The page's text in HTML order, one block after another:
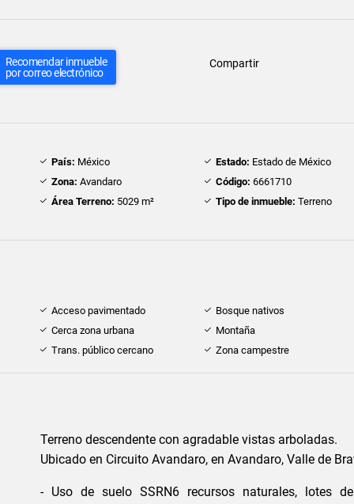
Recomendar inmueble
por correo electrónico
Compartir
País: México Estado: Estado de México
Zona: Avandaro Código: 6661710
Área Terreno: 5029 m² Tipo de inmueble: Terreno
Acceso pavimentado Bosque nativos
Cerca zona urbana
Montaña
Trans. público cercano
Zona campestre
Terreno descendente con agradable vistas arboladas.
Ubicado en Circuito Avandaro, en Avandaro, Valle de
- Uso de suelo SSRN6 recursos naturales, lotes